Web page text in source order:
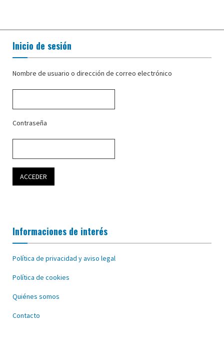
Inicio de sesión
Nombre de usuario o dirección de correo electrónico
Contraseña
Informaciones de interés
Política de privacidad y aviso legal
Política de cookies
Quiénes somos
Contacto